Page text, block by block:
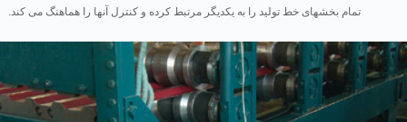
.تمام بخشهای خط تولید را به یکدیگر مرتبط کرده و کنترل آنها را هماهنگ می کند